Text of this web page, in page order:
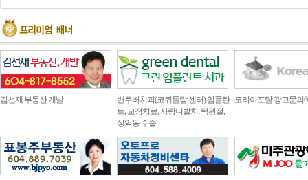
김선재 부동산.개발
밴쿠버치과(코퀴틀람 센터) 임플란
트, 교정치료, 사랑니발치, 턱관절,
상악동 수술'
코리아포탈 광고문의